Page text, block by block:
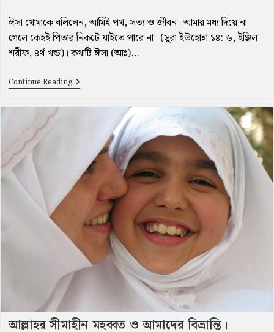
ঈসা থোমাকে বলিলেন, আমিই পথ, সত্য ও জীবন। আমার মধ্য দিয়ে না
গেলে কেহই পিতার নিকটে যাইতে পারে না। (সুরা ইউহোন্না ১৪: ৬, ইঞ্জিল
শরীফ, ৪র্থ খন্ড)। কথাটি ঈসা (আঃ)…
Continue Readingসত্য,
পথ
আল্লাহর সীমাহীন মহব্বত ও আমাদের বিভ্রান্তি।